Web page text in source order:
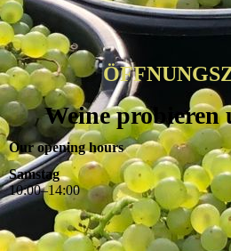
Weine probieren
Our opening hours
Samstag
10:00–14:00